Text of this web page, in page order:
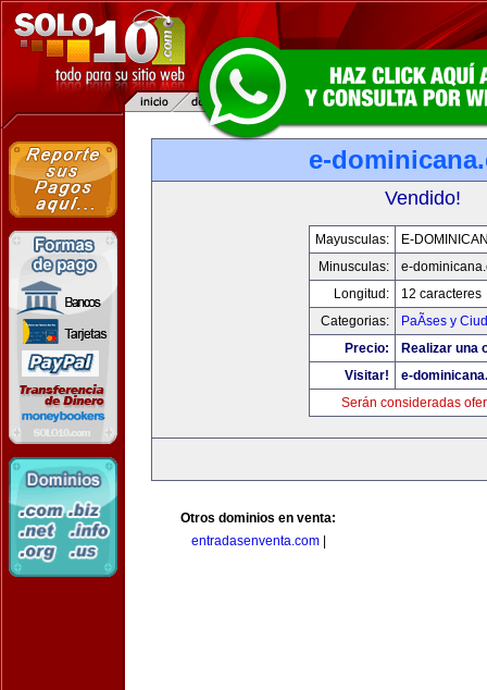
e-
Vendido!
Mayusculas:
E-
Minusculas:
e-
Longitud:
12 caracteres
Categorias:
PaÃ­ses y
Precio:
Realizar una
Visitar!
e-
Serán consideradas
Otros dominios en venta:
entradasenventa.com|